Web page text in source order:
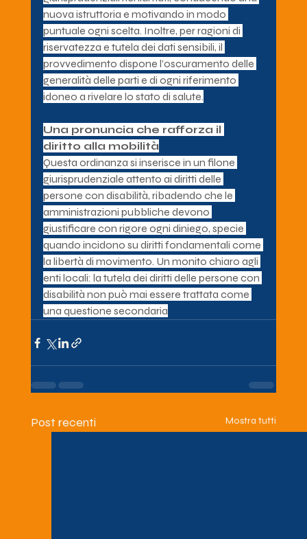
nuova istruttoria e motivando in modo
puntuale ogni scelta. Inoltre, per ragioni di
riservatezza e tutela dei dati sensibili, il
provvedimento dispone l’oscuramento delle
generalità delle parti e di ogni riferimento
idoneo a rivelare lo stato di salute.
Una pronuncia che rafforza il
diritto alla mobilità
Questa ordinanza si inserisce in un filone
giurisprudenziale attento ai diritti delle
persone con disabilità, ribadendo che le
amministrazioni pubbliche devono
giustificare con rigore ogni diniego, specie
quando incidono su diritti fondamentali come
la libertà di movimento. Un monito chiaro agli
enti locali: la tutela dei diritti delle persone con
disabilità non può mai essere trattata come
una questione secondaria
Post recenti Mostra tutti